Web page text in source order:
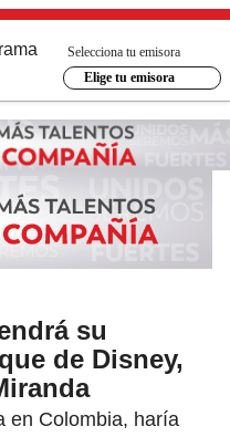
Selecciona tu emisora
Elige tu emisora
su
de Disney,
en Colombia, haría